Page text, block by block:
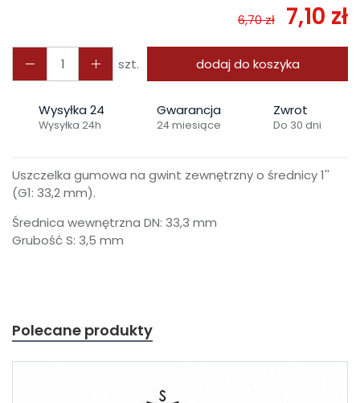
6,70 zł 7,10 zł
szt. dodaj do koszyka
Wysyłka 24
Wysyłka 24h
Gwarancja
24 miesiące
Zwrot
Do 30 dni
Uszczelka gumowa na gwint zewnętrzny o średnicy 1''
(G1: 33,2 mm).
Średnica wewnętrzna DN: 33,3 mm
Grubość S: 3,5 mm
Polecane produkty